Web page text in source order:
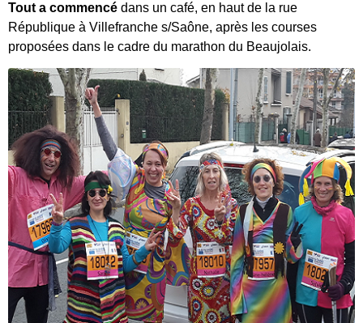
Tout a commencé dans un café, en haut de la rue
République à Villefranche s/Saône, après les courses
proposées dans le cadre du marathon du Beaujolais.